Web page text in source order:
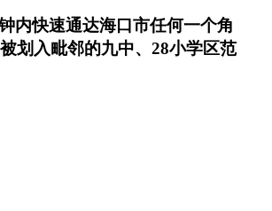
内快速通达海口市任何一个角
划入毗邻的九中、28小学区范